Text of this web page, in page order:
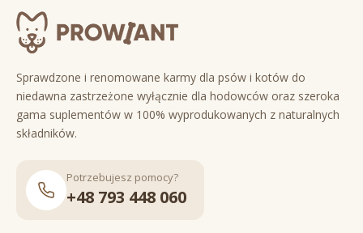
Sprawdzone i renomowane karmy dla psów i kotów do
niedawna zastrzeżone wyłącznie dla hodowców oraz szeroka
gama suplementów w 100% wyprodukowanych z naturalnych
składników.
Potrzebujesz pomocy?
+48 793 448 060